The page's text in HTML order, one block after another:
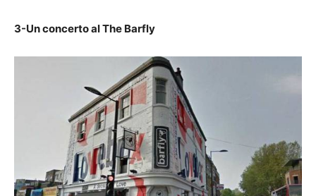
3-Un concerto al The Barfly